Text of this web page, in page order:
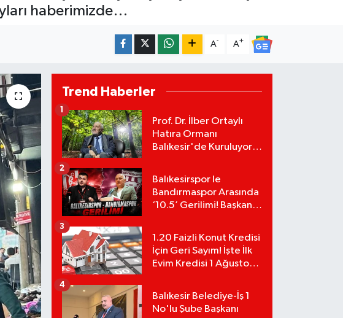
haberimizde…
A- A+
Trend Haberler
Prof. Dr. İlber Ortaylı
Hatıra Ormanı
Balıkesir'de Kuruluyor!
1
Balıkesirspor le
Bandırmaspor Arasında
‘10.5’ Gerilimi! Başkan
Tepki!
2
1.20 Faizli Konut Kredisi
İçin Geri Sayım! İşte İlk
Evim Kredisi 1 Ağustos
Hesaplama Tablosu:
3
Balıkesir Belediye-İş 1
No'lu Şube Başkanı
4